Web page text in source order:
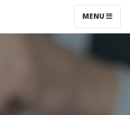
MENU